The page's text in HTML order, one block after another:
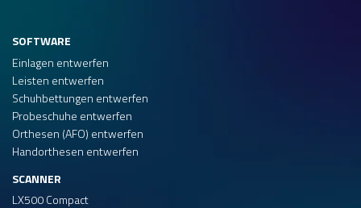
SOFTWARE
Einlagen entwerfen
Leisten entwerfen
Schuhbettungen entwerfen
Probeschuhe entwerfen
Orthesen (AFO) entwerfen
Handorthesen entwerfen
SCANNER
LX500 Compact